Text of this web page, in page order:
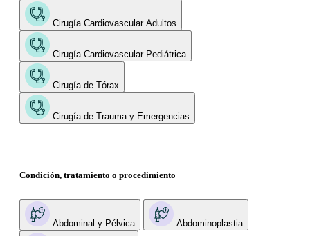
Cirugía Cardiovascular Adultos
Cirugía Cardiovascular Pediátrica
Cirugía de Tórax
Cirugía de Trauma y Emergencias
Condición, tratamiento o procedimiento
Abdominal y Pélvica Abdominoplastia